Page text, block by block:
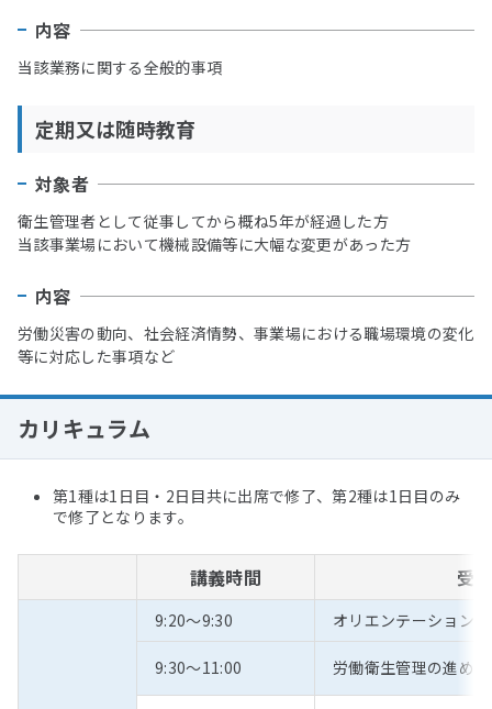
内容
当該業務に関する全般的事項
定期又は随時教育
対象者
衛生管理者として従事してから概ね5年が経過した方
当該事業場において機械設備等に大幅な変更があった方
内容
労働災害の動向、社会経済情勢、事業場における職場環境の変化
等に対応した事項など
カリキュラム
第1種は1日目・2日目共に出席で修了、第2種は1日目のみ
で修了となります。
講義時間 受
9:20～9:30 オリエンテーション
9:30～11:00 労働衛生管理の進め方